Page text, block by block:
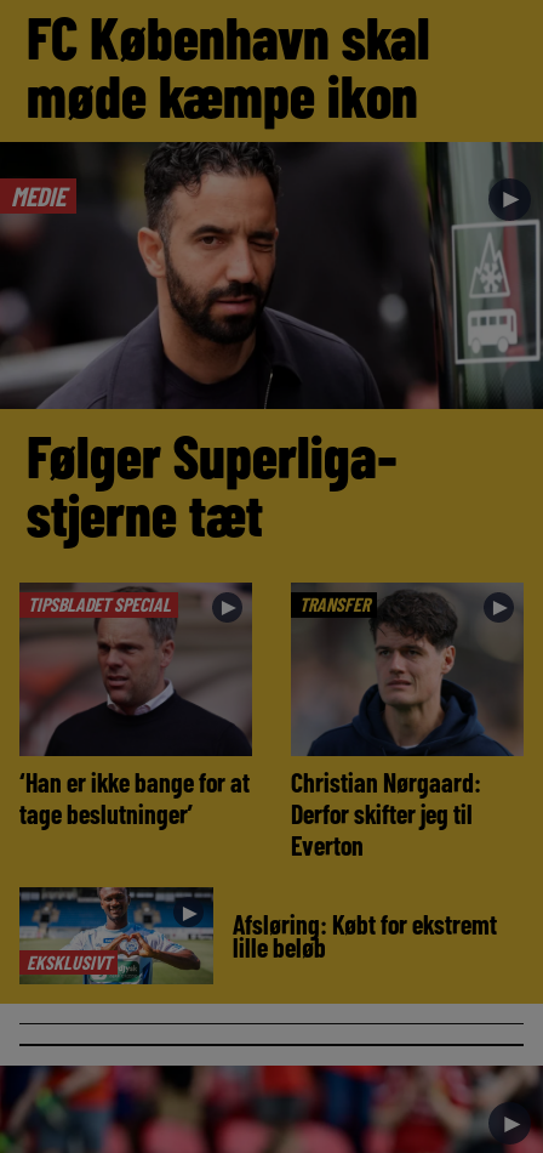
FC København skal
møde kæmpe ikon
MEDIE ►
Følger Superliga-
stjerne tæt
TIPSBLADET SPECIAL ►
‘Han er ikke bange for at
tage beslutninger’
TRANSFER ►
Christian Nørgaard:
Derfor skifter jeg til
Everton
EKSKLUSIVT
► Afsløring: Købt for ekstremt
lille beløb
►